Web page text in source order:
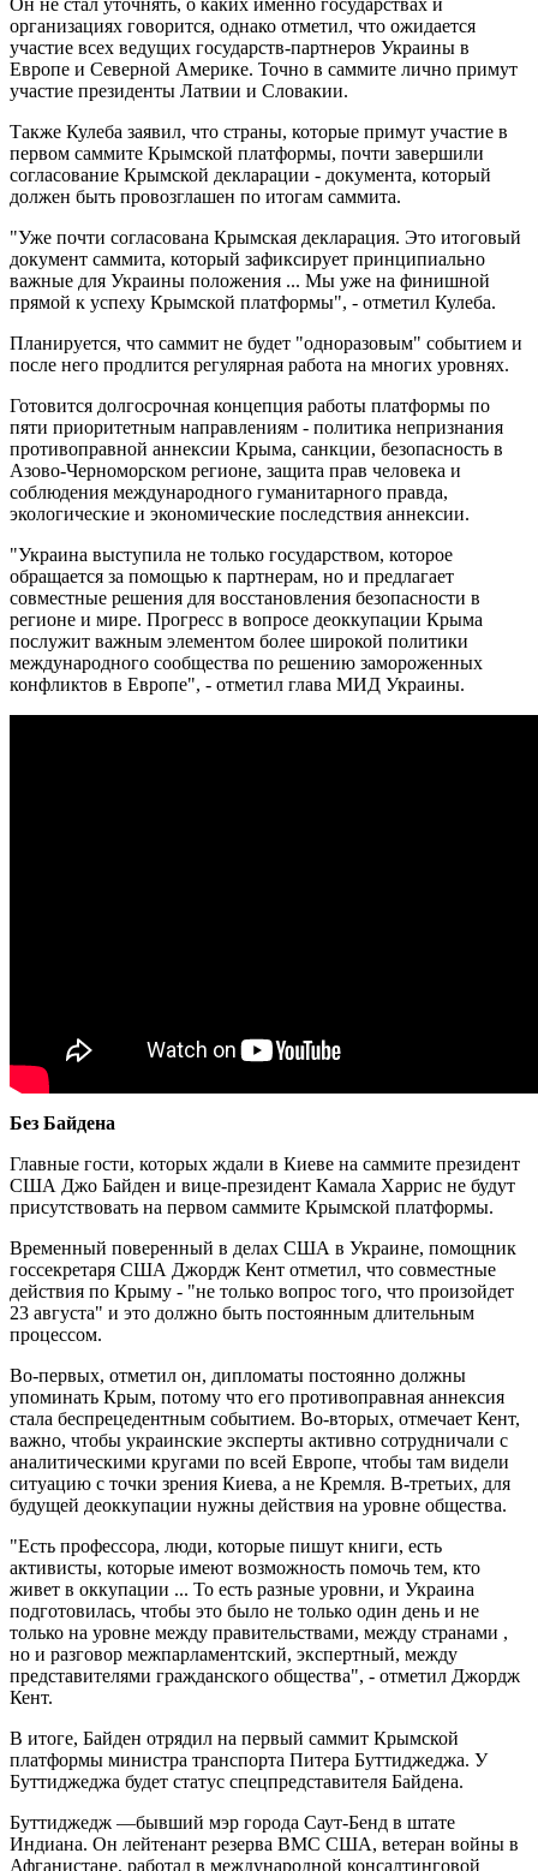
организациях говорится, однако отметил, что ожидается
участие всех ведущих государств-партнеров Украины в
Европе и Северной Америке. Точно в саммите лично примут
участие президенты Латвии и Словакии.
Также Кулеба заявил, что страны, которые примут участие в
первом саммите Крымской платформы, почти завершили
согласование Крымской декларации - документа, который
должен быть провозглашен по итогам саммита.
"Уже почти согласована Крымская декларация. Это итоговый
документ саммита, который зафиксирует принципиально
важные для Украины положения ... Мы уже на финишной
прямой к успеху Крымской платформы", - отметил Кулеба.
Планируется, что саммит не будет "одноразовым" событием и
после него продлится регулярная работа на многих уровнях.
Готовится долгосрочная концепция работы платформы по
пяти приоритетным направлениям - политика непризнания
противоправной аннексии Крыма, санкции, безопасность в
Азово-Черноморском регионе, защита прав человека и
соблюдения международного гуманитарного правда,
экологические и экономические последствия аннексии.
"Украина выступила не только государством, которое
обращается за помощью к партнерам, но и предлагает
совместные решения для восстановления безопасности в
регионе и мире. Прогресс в вопросе деоккупации Крыма
послужит важным элементом более широкой политики
международного сообщества по решению замороженных
конфликтов в Европе", - отметил глава МИД Украины.
Без Байдена
Главные гости, которых ждали в Киеве на саммите президент
США Джо Байден и вице-президент Камала Харрис не будут
присутствовать на первом саммите Крымской платформы.
Временный поверенный в делах США в Украине, помощник
госсекретаря США Джордж Кент отметил, что совместные
действия по Крыму - "не только вопрос того, что произойдет
23 августа" и это должно быть постоянным длительным
процессом.
Во-первых, отметил он, дипломаты постоянно должны
упоминать Крым, потому что его противоправная аннексия
стала беспрецедентным событием. Во-вторых, отмечает Кент,
важно, чтобы украинские эксперты активно сотрудничали с
аналитическими кругами по всей Европе, чтобы там видели
ситуацию с точки зрения Киева, а не Кремля. В-третьих, для
будущей деоккупации нужны действия на уровне общества.
"Есть профессора, люди, которые пишут книги, есть
активисты, которые имеют возможность помочь тем, кто
живет в оккупации ... То есть разные уровни, и Украина
подготовилась, чтобы это было не только один день и не
только на уровне между правительствами, между странами ,
но и разговор межпарламентский, экспертный, между
представителями гражданского общества", - отметил Джордж
Кент.
В итоге, Байден отрядил на первый саммит Крымской
платформы министра транспорта Питера Буттиджеджа. У
Буттиджеджа будет статус спецпредставителя Байдена.
Буттиджедж —бывший мэр города Саут-Бенд в штате
Индиана. Он лейтенант резерва ВМС США, ветеран войны в
Афганистане, работал в международной консалтинговой